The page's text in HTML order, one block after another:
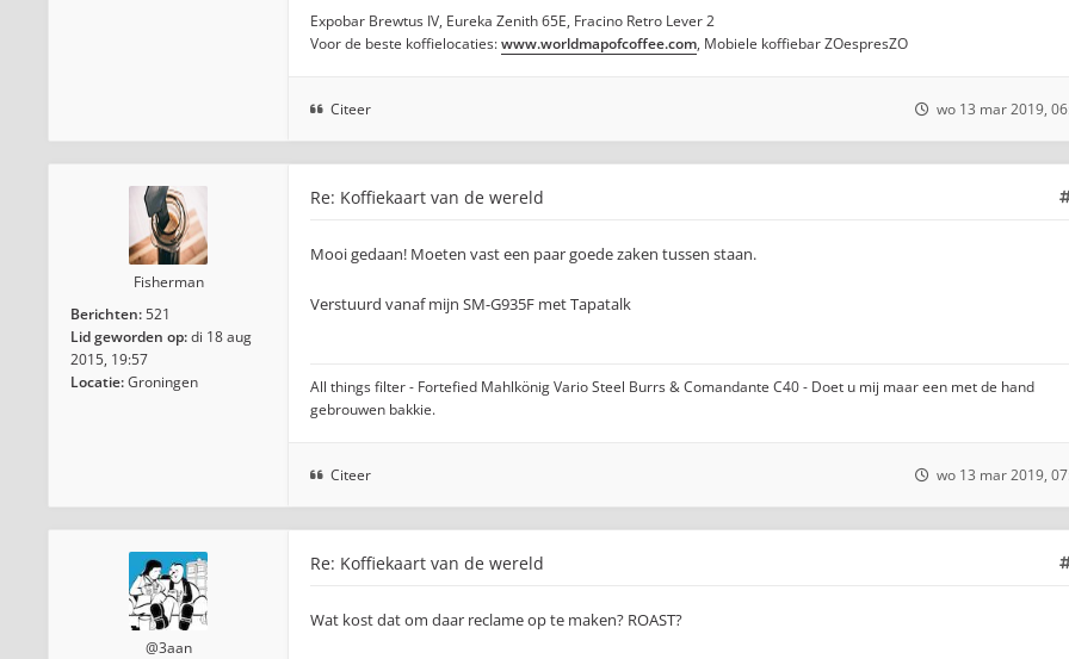
Expobar Brewtus IV, Eureka Zenith 65E, Fracino Retro Lever 2
Voor de beste koffielocaties:www.worldmapofcoffee.com, Mobiele koffiebar ZOespresZO
Citeer wo 13 mar 2019,
Fisherman
Berichten:521
Lid geworden op:di 18 aug
2015, 19:57
Locatie:Groningen
Re: Koffiekaart van de wereld
Mooi gedaan! Moeten vast een paar goede zaken tussen staan.
Verstuurd vanaf mijn SM-G935F met Tapatalk
All things filter - Fortefied Mahlkönig Vario Steel Burrs & Comandante C40 - Doet u mij maar een met de hand
gebrouwen bakkie.
Citeer wo 13 mar 2019,
@3aan
Re: Koffiekaart van de wereld
Wat kost dat om daar reclame op te maken? ROAST?